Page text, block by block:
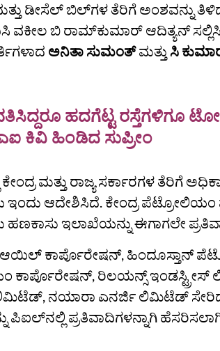
ಡೀಸೆಲ್ ಬಿಲ್‌ಗಳ ತೆರಿಗೆ ಅಂಶವನ್ನು
ವಕೀಲ ಬಿ ರಾಮ್‌ಕುಮಾರ್ ಆದಿತ್ಯನ್
ಅನಿತಾ ಸುಮಂತ್ಮತ್ತು ಸಿ
ಹದಗೆಟ್ಟ ರಸ್ತೆಗಳಿಗೂ
ಕಿವಿ ಹಿಂಡಿದ ಸುಪ್ರೀಂ
ಮತ್ತು ರಾಜ್ಯ ಸರ್ಕಾರಗಳ ತೆರಿಗೆ
ಆದೇಶಿಸಿದೆ. ಕೇಂದ್ರ ಪೆಟ್ರೋಲಿಯಂ
ಹಣಕಾಸು ಇಲಾಖೆಯನ್ನು ಈಗಾಗಲೇ
ಕಾರ್ಪೊರೇಷನ್, ಹಿಂದೂಸ್ತಾನ್
ಕಾರ್ಪೊರೇಷನ್, ರಿಲಯನ್ಸ್
ನಯಾರಾ ಎನರ್ಜಿ ಲಿಮಿಟೆಡ್
ಪಿಐಲ್‌ನಲ್ಲಿ ಪ್ರತಿವಾದಿಗಳನ್ನಾಗಿ